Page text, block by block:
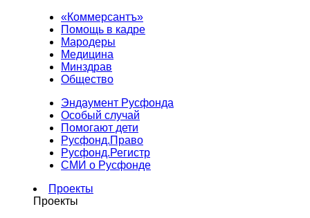
«Коммерсантъ»
Помощь в кадре
Мародеры
Медицина
Минздрав
Общество
Эндаумент Русфонда
Особый случай
Помогают дети
Русфонд.Право
Русфонд.Регистр
СМИ о Русфонде
Проекты
Проекты